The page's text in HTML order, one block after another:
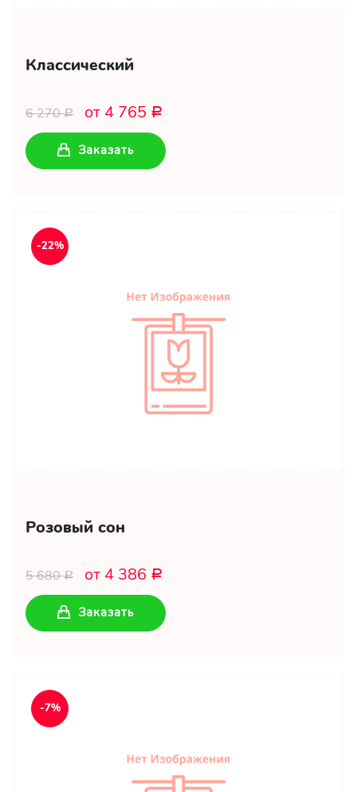
Классический
6 270Р от 4 765 Р
Заказать
-22%
Розовый сон
5 680Р от 4 386 Р
Заказать
-7%